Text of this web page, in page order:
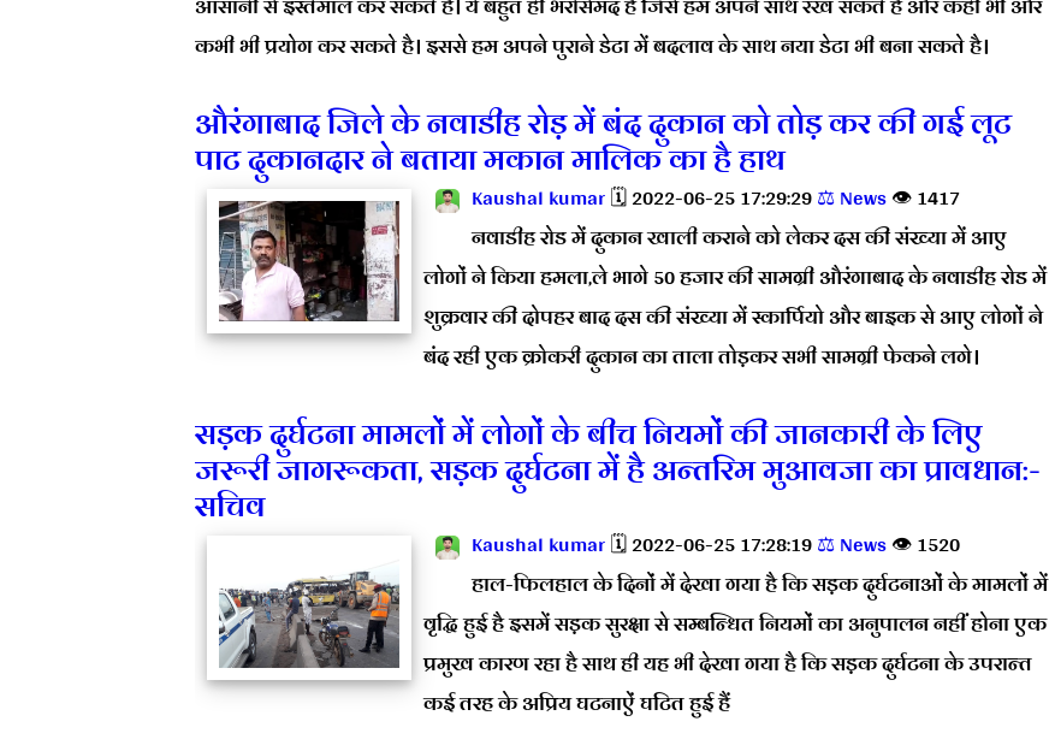
कभी भी प्रयोग कर सकते है। इससे हम अपने पुराने डेटा में बदलाव के साथ नया डेटा भी बना सकते है।
औरंगाबाद जिले के नवाडीह रोड़ में बंद दुकान को तोड़ कर की गई लूट
पाट दुकानदार ने बताया मकान मालिक का है हाथ
Kaushal kumar🗓️ 2022-06-25 17:29:29⚖️ News👁️ 1417
नवाडीह रोड में दुकान खाली कराने को लेकर दस की संख्या में आए
लोगों ने किया हमला,ले भागे 50 हजार की सामग्री औरंगाबाद के नवाडीह रोड में
शुक्रवार की दोपहर बाद दस की संख्या में स्कार्पियो और बाइक से आए लोगों ने
बंद रही एक क्रोकरी दुकान का ताला तोड़कर सभी सामग्री फेकने लगे।
सड़क दुर्घटना मामलों में लोगों के बीच नियमों की जानकारी के लिए
जरूरी जागरूकता, सड़क दुर्घटना में है अन्तरिम मुआवजा का प्रावधान:-
सचिव
Kaushal kumar🗓️ 2022-06-25 17:28:19⚖️ News👁️ 1520
हाल-फिलहाल के दिनों में देखा गया है कि सड़क दुर्घटनाओं के मामलों में
वृद्धि हुई है इसमें सड़क सुरक्षा से सम्बन्धित नियमों का अनुपालन नहीं होना एक
प्रमुख कारण रहा है साथ ही यह भी देखा गया है कि सड़क दुर्घटना के उपरान्त
कई तरह के अप्रिय घटनाऐं घटित हुई हैं